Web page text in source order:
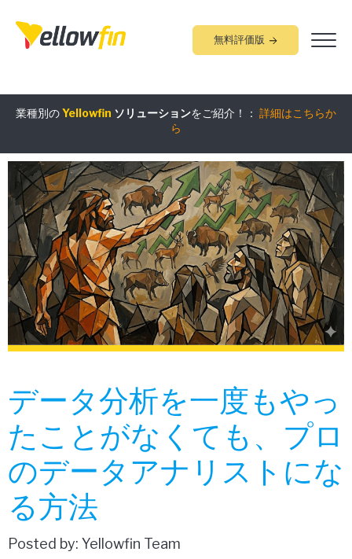
無料評価版
業種別のYellowfin ソリューションをご紹介！： 詳細はこちらか
ら
究極ガイド：詳細はこちらから
データ分析を一度もやっ
たことがなくても、プロ
のデータアナリストにな
る方法
Posted by: Yellowfin Team